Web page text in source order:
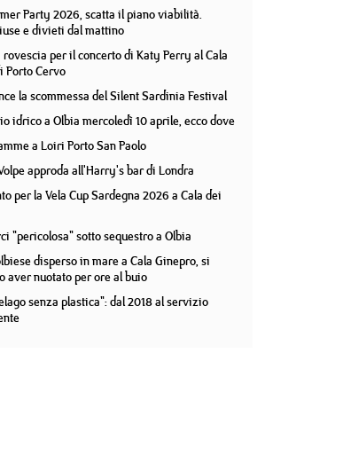
Party 2026, scatta il piano viabilità.
e divieti dal mattino
rovescia per il concerto di Katy Perry al Cala
Porto Cervo
la scommessa del Silent Sardinia Festival
idrico a Olbia mercoledì 10 aprile, ecco dove
a Loiri Porto San Paolo
approda all'Harry's bar di Londra
per la Vela Cup Sardegna 2026 a Cala dei
"pericolosa" sotto sequestro a Olbia
disperso in mare a Cala Ginepro, si
aver nuotato per ore al buio
senza plastica": dal 2018 al servizio